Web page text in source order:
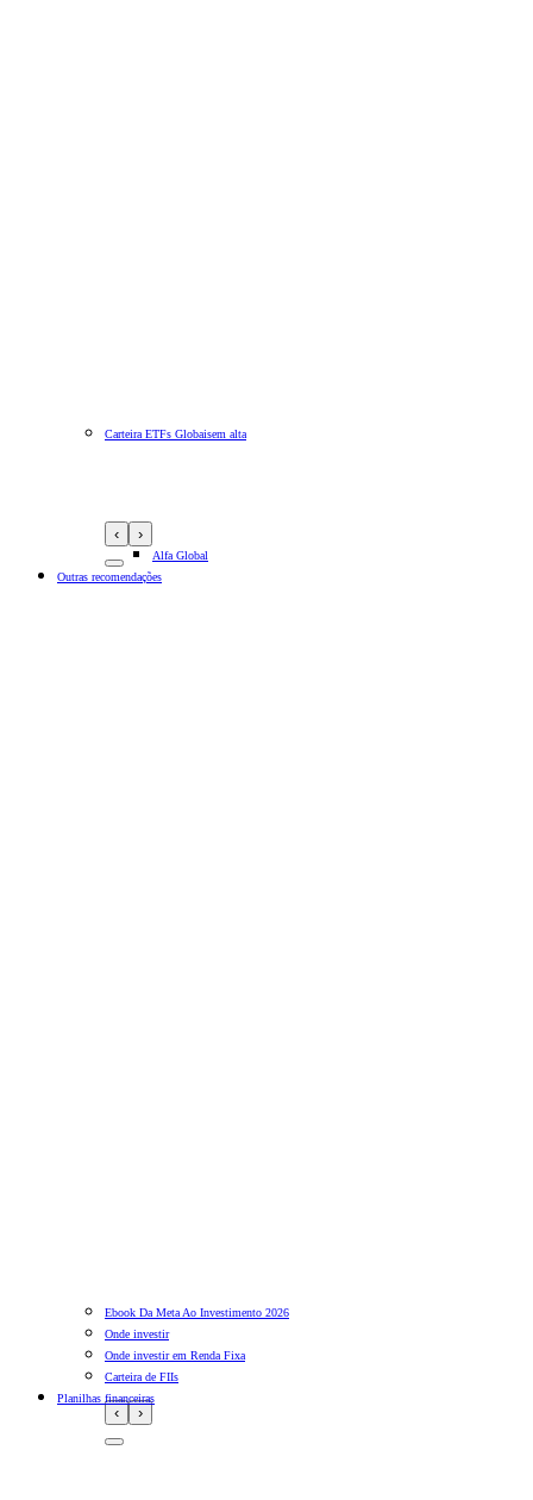
‹ ›
Carteira ETFs Globaisem alta
Alfa Global
Outras recomendações
‹ ›
Ebook Da Meta Ao Investimento 2026
Onde investir
Onde investir em Renda Fixa
Carteira de FIIs
Planilhas financeiras